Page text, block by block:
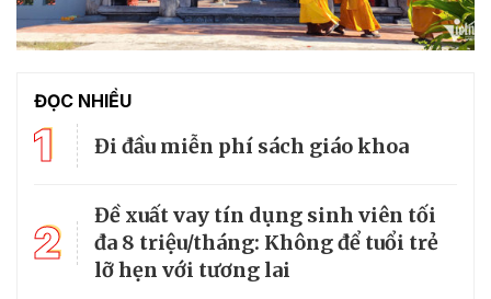
ĐỌC NHIỀU
1 Đi đầu miễn phí sách giáo khoa
2
Đề xuất vay tín dụng sinh viên tối
đa 8 triệu/tháng: Không để tuổi trẻ
lỡ hẹn với tương lai